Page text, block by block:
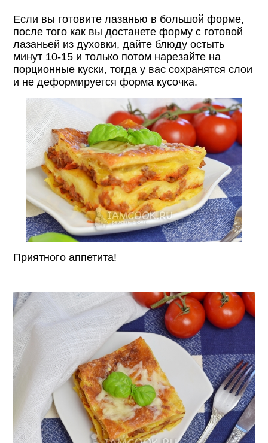
Если вы готовите лазанью в большой форме,
после того как вы достанете форму с готовой
лазаньей из духовки, дайте блюду остыть
минут 10-15 и только потом нарезайте на
порционные куски, тогда у вас сохранятся слои
и не деформируется форма кусочка.
Приятного аппетита!